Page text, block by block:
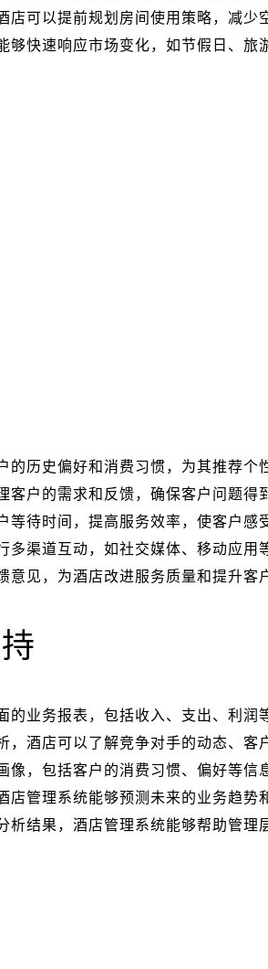
店可以提前规划房间使用策略，减少
够快速响应市场变化，如节假日、
的历史偏好和消费习惯，为其推荐个
客户的需求和反馈，确保客户问题得
等待时间，提高服务效率，使客户感
多渠道互动，如社交媒体、移动应用
意见，为酒店改进服务质量和提升客
的业务报表，包括收入、支出、利润
，酒店可以了解竞争对手的动态、客
像，包括客户的消费习惯、偏好等信
店管理系统能够预测未来的业务趋势
析结果，酒店管理系统能够帮助管理